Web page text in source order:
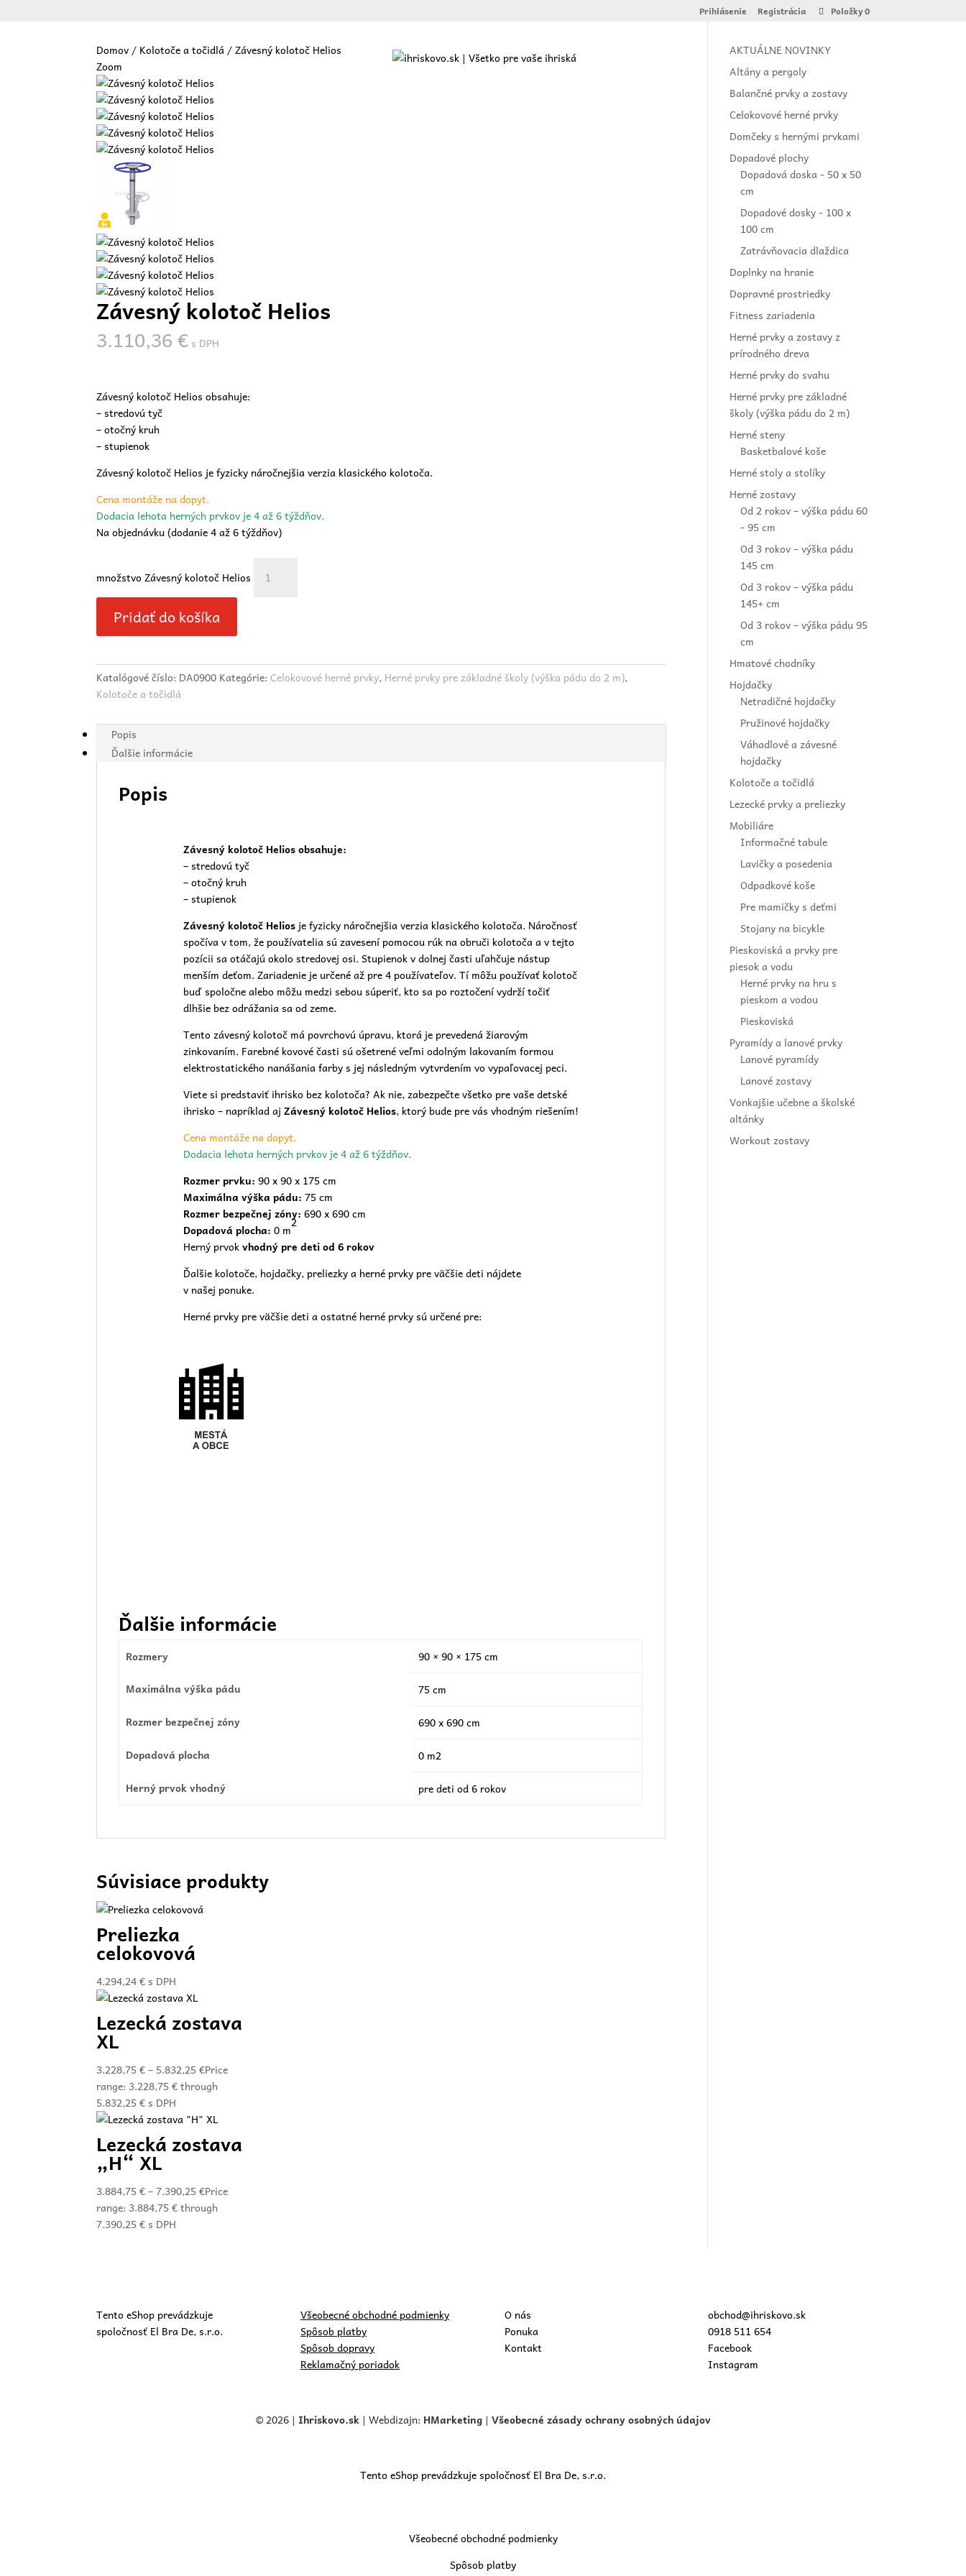
Prihlásenie Registrácia Položky 0
Domov / Kolotoče a točidlá / Závesný kolotoč Helios
Zoom
Závesný kolotoč Helios
3.110,36€ s DPH
Závesný kolotoč Helios obsahuje:
– stredovú tyč
– otočný kruh
– stupienok
Závesný kolotoč Helios je fyzicky náročnejšia verzia klasického kolotoča.
Cena montáže na dopyt.
Dodacia lehota herných prvkov je 4 až 6 týždňov.
Na objednávku (dodanie 4 až 6 týždňov)
množstvo Závesný kolotoč Helios
Pridať do košíka
Katalógové číslo: DA0900 Kategórie:Celokovové herné prvky, Herné prvky pre základné školy (výška pádu do 2 m),
Kolotoče a točidlá
Popis
Ďalšie informácie
Popis
Závesný kolotoč Helios obsahuje:
– stredovú tyč
– otočný kruh
– stupienok
Závesný kolotoč Helios je fyzicky náročnejšia verzia klasického kolotoča. Náročnosť
spočíva v tom, že používatelia sú zavesení pomocou rúk na obruči kolotoča a v tejto
pozícii sa otáčajú okolo stredovej osi. Stupienok v dolnej časti uľahčuje nástup
menším deťom. Zariadenie je určené až pre 4 používateľov. Tí môžu používať kolotoč
buď spoločne alebo môžu medzi sebou súperiť, kto sa po roztočení vydrží točiť
dlhšie bez odrážania sa od zeme.
Tento závesný kolotoč má povrchovú úpravu, ktorá je prevedená žiarovým
zinkovaním. Farebné kovové časti sú ošetrené veľmi odolným lakovaním formou
elektrostatického nanášania farby s jej následným vytvrdením vo vypaľovacej peci.
Viete si predstaviť ihrisko bez kolotoča? Ak nie, zabezpečte všetko pre vašedetské
ihrisko– napríklad ajZávesný kolotoč Helios, ktorý bude pre vás vhodným riešením!
Cena montáže na dopyt.
Dodacia lehota herných prvkov je 4 až 6 týždňov.
Rozmer prvku: 90 x 90 x 175 cm
Maximálna výška pádu: 75 cm
Rozmer bezpečnej zóny: 690 x 690 cm
Dopadová plocha: 0 m
2
Herný prvokvhodný pre deti od 6 rokov
Ďalšie kolotoče, hojdačky, preliezky a herné prvky pre väčšie deti nájdete
v našej ponuke.
Herné prvky pre väčšie deti a ostatné herné prvky sú určené pre:
Ďalšie informácie
Rozmery 90 × 90 × 175 cm
Maximálna výška pádu 75 cm
Rozmer bezpečnej zóny 690 x 690 cm
Dopadová plocha 0 m2
Herný prvok vhodný pre deti od 6 rokov
Súvisiace produkty
Preliezka
celokovová
4.294,24€ s DPH
Lezecká zostava
XL
3.228,75€ – 5.832,25€Price
range: 3.228,75 € through
5.832,25 € s DPH
Lezecká zostava
„H“ XL
3.884,75€ – 7.390,25€Price
range: 3.884,75 € through
7.390,25 € s DPH
AKTUÁLNE NOVINKY
Altány a pergoly
Balančné prvky a zostavy
Celokovové herné prvky
Domčeky s hernými prvkami
Dopadové plochy
Dopadová doska - 50 x 50
cm
Dopadové dosky - 100 x
100 cm
Zatrávňovacia dlaždica
Doplnky na hranie
Dopravné prostriedky
Fitness zariadenia
Herné prvky a zostavy z
prírodného dreva
Herné prvky do svahu
Herné prvky pre základné
školy (výška pádu do 2 m)
Herné steny
Basketbalové koše
Herné stoly a stolíky
Herné zostavy
Od 2 rokov – výška pádu 60
- 95 cm
Od 3 rokov – výška pádu
145 cm
Od 3 rokov – výška pádu
145+ cm
Od 3 rokov – výška pádu 95
cm
Hmatové chodníky
Hojdačky
Netradičné hojdačky
Pružinové hojdačky
Váhadlové a závesné
hojdačky
Kolotoče a točidlá
Lezecké prvky a preliezky
Mobiliáre
Informačné tabule
Lavičky a posedenia
Odpadkové koše
Pre mamičky s deťmi
Stojany na bicykle
Pieskoviská a prvky pre
piesok a vodu
Herné prvky na hru s
pieskom a vodou
Pieskoviská
Pyramídy a lanové prvky
Lanové pyramídy
Lanové zostavy
Vonkajšie učebne a školské
altánky
Workout zostavy
Tento eShop prevádzkuje
spoločnosť El Bra De, s.r.o.
Všeobecné obchodné podmienky
Spôsob platby
Spôsob dopravy
Reklamačný poriadok
O nás
Ponuka
Kontakt
obchod@ihriskovo.sk
0918 511 654
Facebook
Instagram
© 2026 | Ihriskovo.sk| Webdizajn: HMarketing | Všeobecné zásady ochrany osobných údajov
Tento eShop prevádzkuje spoločnosť El Bra De, s.r.o.
Všeobecné obchodné podmienky
Spôsob platby